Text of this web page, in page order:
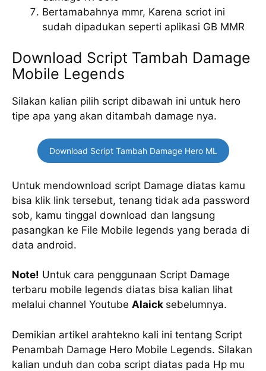
Bertamabahnya mmr, Karena scriot ini
sudah dipadukan seperti aplikasi GB MMR
Download Script Tambah Damage
Mobile Legends
Silakan kalian pilih script dibawah ini untuk hero
tipe apa yang akan ditambah damage nya.
Download Script Tambah Damage Hero ML
Untuk mendownload script Damage diatas kamu
bisa klik link tersebut, tenang tidak ada password
sob, kamu tinggal download dan langsung
pasangkan ke File Mobile legends yang berada di
data android.
Note! Untuk cara penggunaan Script Damage
terbaru mobile legends diatas bisa kalian lihat
melalui channel Youtube Alaick sebelumnya.
Demikian artikel arahtekno kali ini tentang Script
Penambah Damage Hero Mobile Legends. Silakan
kalian unduh dan coba script diatas pada Hp mu